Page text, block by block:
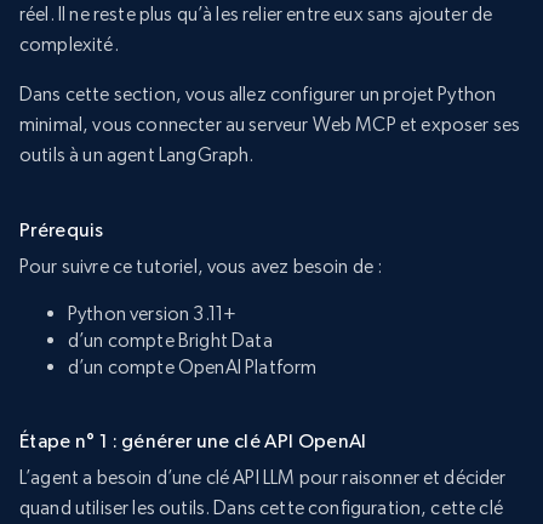
réel. Il ne reste plus qu’à les relier entre eux sans ajouter de
complexité.
Dans cette section, vous allez configurer un projet Python
minimal, vous connecter au serveur Web MCP et exposer ses
outils à un agent LangGraph.
Prérequis
Pour suivre ce tutoriel, vous avez besoin de :
Python version 3.11+
d’un compte Bright Data
d’un compte OpenAI Platform
Étape n° 1 : générer une clé API OpenAI
L’agent a besoin d’une clé API LLM pour raisonner et décider
quand utiliser les outils. Dans cette configuration, cette clé